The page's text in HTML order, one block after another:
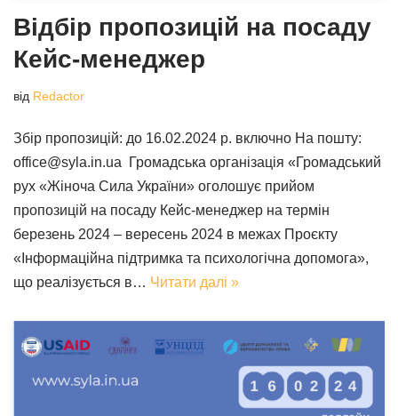
Відбір пропозицій на посаду
Кейс-менеджер
від Redactor
Збір пропозицій: до 16.02.2024 р. включно На пошту:
office@syla.in.ua Громадська організація «Громадський
рух «Жіноча Сила України» оголошує прийом
пропозицій на посаду Кейс-менеджер на термін
березень 2024 – вересень 2024 в межах Проєкту
«Інформаційна підтримка та психологічна допомога»,
що реалізується в… Читати далі »